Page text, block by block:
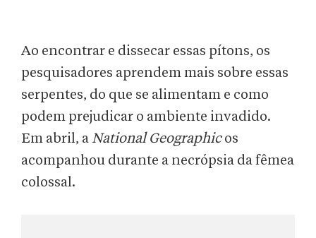
Ao encontrar e dissecar essas pítons, os
pesquisadores aprendem mais sobre essas
serpentes, do que se alimentam e como
podem prejudicar o ambiente invadido.
Em abril, aNational Geographicos
acompanhou durante a necrópsia da fêmea
colossal.